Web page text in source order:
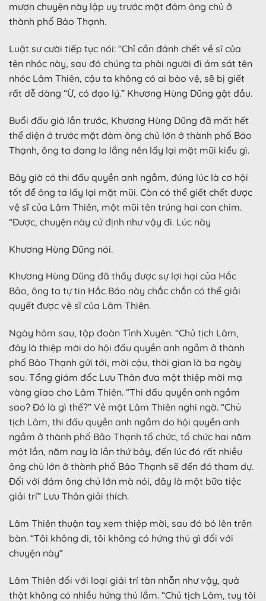
mượn chuyện này lập uy trước mặt đám ông chủ ở
thành phố Bảo Thạnh.
Luật sư cười tiếp tục nói: “Chỉ cần đánh chết về sĩ của
tên nhóc này, sau đó chúng ta phải người đi ám sát tên
nhóc Lâm Thiên, cậu ta không có ai bảo vệ, sẽ bị giết
rất dễ dàng “Ừ, có đạo lý.” Khương Hùng Dũng gật đầu.
Buổi đấu giả lần trước, Khương Hùng Dũng đã mất hết
thể diện ở trước mặt đảm ông chủ lớn ở thành phố Bảo
Thạnh, ông ta đang lo lắng nên lấy lại mặt mũi kiểu gì.
Bây giờ có thi đấu quyền anh ngầm, đúng lúc là cơ hội
tốt để ông ta lấy lại mặt mũi. Còn có thể giết chết được
vệ sĩ của Lâm Thiên, một mũi tên trúng hai con chim.
“Được, chuyện này cứ định như vậy đi. Lúc này
Khương Hùng Dũng nói.
Khương Hùng Dũng đã thấy được sự lợi hại của Hắc
Bảo, ông ta tự tin Hắc Báo này chắc chắn có thể giải
quyết được vệ sĩ của Lâm Thiên.
Ngày hôm sau, tập đoàn Tỉnh Xuyên. “Chủ tịch Lâm,
đây là thiệp mời do hội đấu quyền anh ngầm ở thành
phố Bảo Thạnh gửi tới, mời cậu, thời gian là ba ngày
sau. Tổng giám đốc Lưu Thân đưa một thiệp mời mạ
vàng giao cho Lâm Thiên. “Thi đấu quyền anh ngầm
sao? Đó là gì thế?” Vẻ mặt Lâm Thiên nghi ngờ. “Chủ
tịch Lâm, thi đấu quyền anh ngầm do hội quyền anh
ngầm ở thành phố Bảo Thạnh tổ chức, tổ chức hai năm
một lần, năm nay là lần thứ bảy, đến lúc đó rất nhiều
ông chủ lớn ở thành phố Bảo Thạnh sẽ đến đó tham dự.
Đối với đám ông chủ lớn mà nói, đây là một bữa tiệc
giải trí” Lưu Thân giải thích.
Lâm Thiên thuận tay xem thiệp mời, sau đó bỏ lên trên
bàn. “Tôi không đi, tôi không có hứng thú gì đối với
chuyện này”
Lâm Thiên đối với loại giải trí tàn nhẫn như vậy, quả
thật không có nhiều hứng thú lắm. “Chủ tịch Lâm, tuy tôi